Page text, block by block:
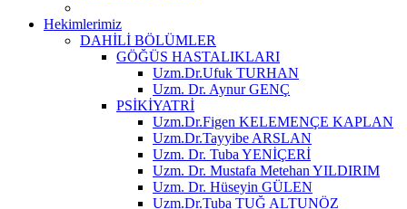
Hekimlerimiz
DAHİLİ BÖLÜMLER
GÖĞÜS HASTALIKLARI
Uzm.Dr.Ufuk TURHAN
Uzm. Dr. Aynur GENÇ
PSİKİYATRİ
Uzm.Dr.Figen KELEMENÇE KAPLAN
Uzm.Dr.Tayyibe ARSLAN
Uzm. Dr. Tuba YENİÇERİ
Uzm. Dr. Mustafa Metehan YILDIRIM
Uzm. Dr. Hüseyin GÜLEN
Uzm.Dr.Tuba TUĞ ALTUNÖZ